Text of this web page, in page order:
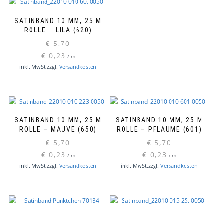
SATINBAND 10 MM, 25 M
ROLLE – LILA (620)
€ 5,70
€ 0,23 / m
inkl. MwSt.zzgl. Versandkosten
SATINBAND 10 MM, 25 M
ROLLE – MAUVE (650)
€ 5,70
€ 0,23 / m
inkl. MwSt.zzgl. Versandkosten
SATINBAND 10 MM, 25 M
ROLLE – PFLAUME (601)
€ 5,70
€ 0,23 / m
inkl. MwSt.zzgl. Versandkosten